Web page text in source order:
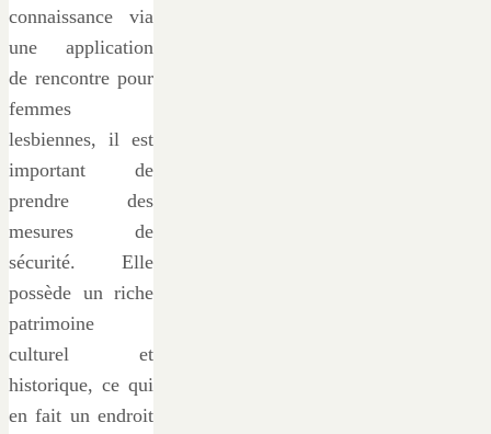
connaissance via
une application
de rencontre pour
femmes
lesbiennes, il est
important de
prendre des
mesures de
sécurité. Elle
possède un riche
patrimoine
culturel et
historique, ce qui
en fait un endroit